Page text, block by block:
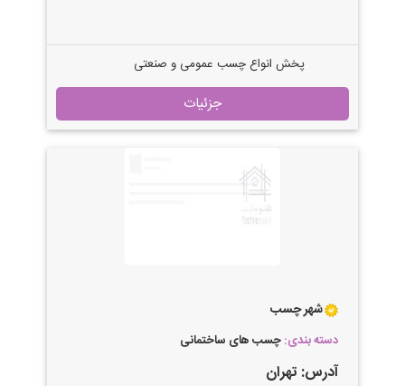
پخش انواع چسب عمومی و صنعتی
جزئیات
شهر چسب
دسته بندی:چسب های ساختمانی
آدرس: تهران